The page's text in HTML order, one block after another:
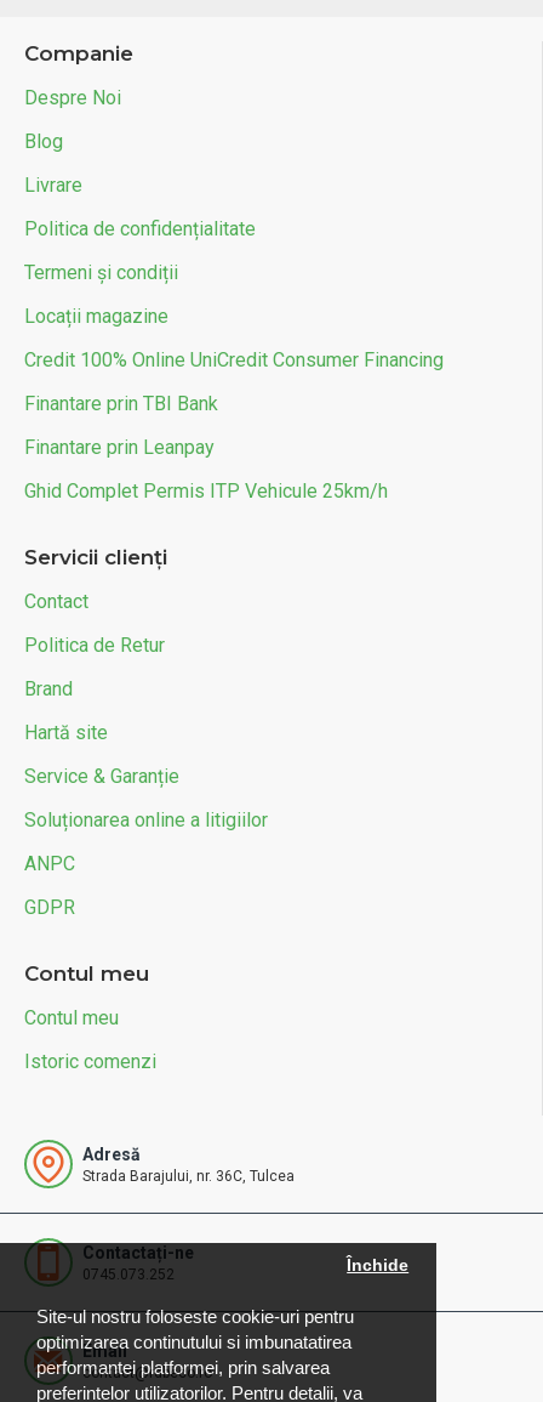
Site-ul nostru foloseste cookie-uri pentru
optimizarea continutului si imbunatatirea
performantei platformei, prin salvarea
preferintelor utilizatorilor. Pentru detalii, va
Închide
Companie
Despre Noi
Blog
Livrare
Politica de confidențialitate
Termeni și condiții
Locații magazine
Credit 100% Online UniCredit Consumer Financing
Finantare prin TBI Bank
Finantare prin Leanpay
Ghid Complet Permis ITP Vehicule 25km/h
Servicii clienți
Contact
Politica de Retur
Brand
Hartă site
Service & Garanție
Soluționarea online a litigiilor
ANPC
GDPR
Contul meu
Contul meu
Istoric comenzi
Adresă
Strada Barajului, nr. 36C, Tulcea
Contactați-ne
0745.073.252
Email
contact@rdbeco.ro